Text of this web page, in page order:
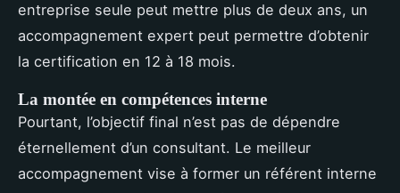
entreprise seule peut mettre plus de deux ans, un
accompagnement expert peut permettre d’obtenir
la certification en 12 à 18 mois.
La montée en compétences interne
Pourtant, l’objectif final n’est pas de dépendre
éternellement d’un consultant. Le meilleur
accompagnement vise à former un référent interne